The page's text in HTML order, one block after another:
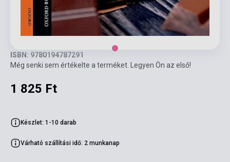
ISBN: 9780194787291
Még senki sem értékelte a terméket. Legyen Ön az első!
1 825 Ft
Készlet: 1-10 darab
Várható szállítási idő: 2 munkanap